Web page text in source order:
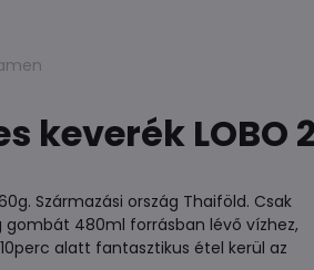
keverék LOBO
Származási ország Thaiföld. Csak
gombát 480ml forrásban lévő vízhez,
alatt fantasztikus étel kerül az